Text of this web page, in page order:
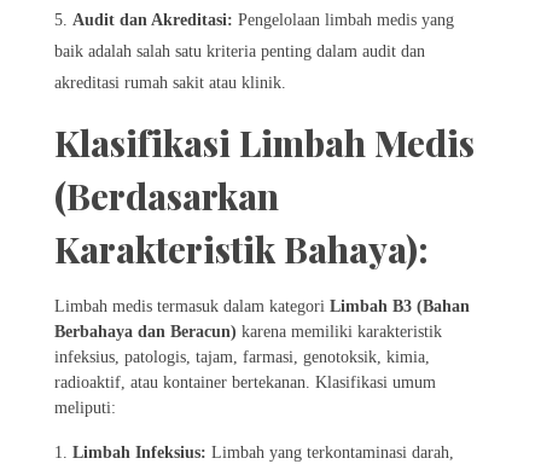
Audit dan Akreditasi: Pengelolaan limbah medis yang
baik adalah salah satu kriteria penting dalam audit dan
akreditasi rumah sakit atau klinik.
Klasifikasi Limbah Medis
(Berdasarkan
Karakteristik Bahaya):
Limbah medis termasuk dalam kategori Limbah B3 (Bahan
Berbahaya dan Beracun) karena memiliki karakteristik
infeksius, patologis, tajam, farmasi, genotoksik, kimia,
radioaktif, atau kontainer bertekanan. Klasifikasi umum
meliputi:
Limbah Infeksius: Limbah yang terkontaminasi darah,